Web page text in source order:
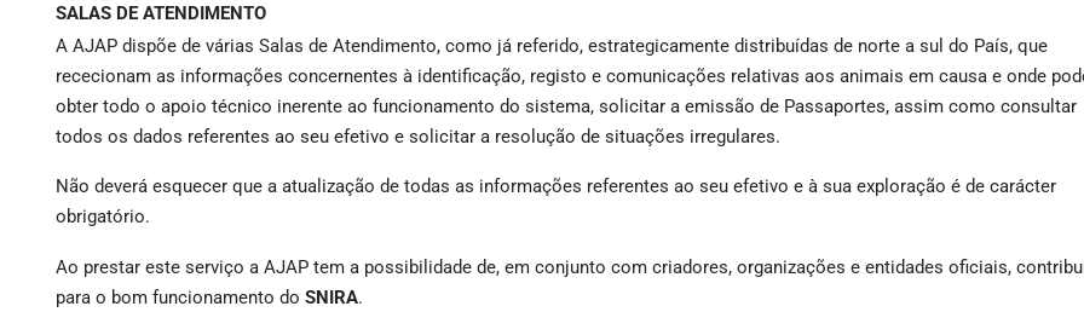
SALAS DE ATENDIMENTO
A AJAP dispõe de várias Salas de Atendimento, como já referido, estrategicamente distribuídas de norte a sul do País, que
rececionam as informações concernentes à identificação, registo e comunicações relativas aos animais em causa e onde
obter todo o apoio técnico inerente ao funcionamento do sistema, solicitar a emissão de Passaportes, assim como consultar
todos os dados referentes ao seu efetivo e solicitar a resolução de situações irregulares.
Não deverá esquecer que a atualização de todas as informações referentes ao seu efetivo e à sua exploração é de carácter
obrigatório.
Ao prestar este serviço a AJAP tem a possibilidade de, em conjunto com criadores, organizações e entidades oficiais,
para o bom funcionamento doSNIRA.